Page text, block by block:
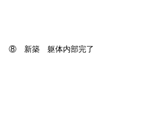
⑧　新築　躯体内部完了